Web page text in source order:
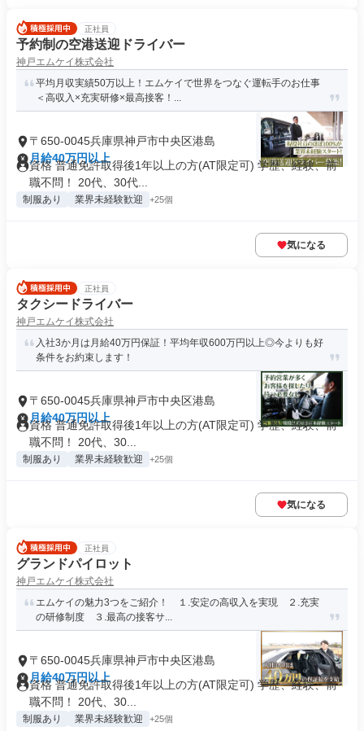
正社員
予約制の空港送迎ドライバー
神戸エムケイ株式会社
平均月収実績50万以上！エムケイで世界をつなぐ運転手のお仕事
＜高収入×充実研修×最高接客！...
〒650-0045兵庫県神戸市中央区港島
月給40万円以上
資格 普通免許取得後1年以上の方(AT限定可) 学歴、経験、前
職不問！ 20代、30代...
制服あり 業界未経験歓迎 +25個
気になる
正社員
タクシードライバー
神戸エムケイ株式会社
入社3か月は月給40万円保証！平均年収600万円以上◎今よりも好
条件をお約束します！
〒650-0045兵庫県神戸市中央区港島
月給40万円以上
資格 普通免許取得後1年以上の方(AT限定可) 学歴、経験、前
職不問！ 20代、30...
制服あり 業界未経験歓迎 +25個
気になる
正社員
グランドパイロット
神戸エムケイ株式会社
エムケイの魅力3つをご紹介！ １.安定の高収入を実現 ２.充実
の研修制度 ３.最高の接客サ...
〒650-0045兵庫県神戸市中央区港島
月給40万円以上
資格 普通免許取得後1年以上の方(AT限定可) 学歴、経験、前
職不問！ 20代、30...
制服あり 業界未経験歓迎 +25個